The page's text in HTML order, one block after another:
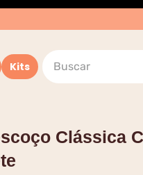
Kits
Buscar
Clássica